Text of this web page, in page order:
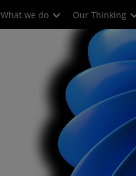
What we do Our Thinking